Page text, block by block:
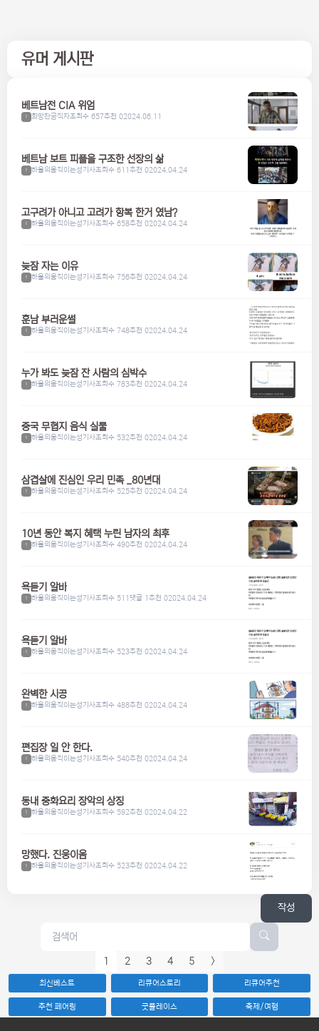
유머 게시판
베트남전 CIA 위엄
1 희망찬공직자조회수 657추천 02024.06.11
베트남 보트 피플을 구조한 선장의 삶
1 하울의움직이는성기사조회수 611추천 02024.04.24
고구려가 아니고 고려가 항복 한거 였남?
1 하울의움직이는성기사조회수 658추천 02024.04.24
늦잠 자는 이유
1 하울의움직이는성기사조회수 756추천 02024.04.24
훈남 부러운썰
1 하울의움직이는성기사조회수 748추천 02024.04.24
누가 봐도 늦잠 잔 사람의 심박수
1 하울의움직이는성기사조회수 783추천 02024.04.24
중국 무협지 음식 실물
1 하울의움직이는성기사조회수 532추천 02024.04.24
삼겹살에 진심인 우리 민족 _80년대
1 하울의움직이는성기사조회수 525추천 02024.04.24
10년 동안 복지 혜택 누린 남자의 최후
1 하울의움직이는성기사조회수 490추천 02024.04.24
욕듣기 알바
1 하울의움직이는성기사조회수 511댓글 1추천 02024.04.24
욕듣기 알바
1 하울의움직이는성기사조회수 523추천 02024.04.24
완벽한 시공
1 하울의움직이는성기사조회수 488추천 02024.04.24
편집장 일 안 한다.
1 하울의움직이는성기사조회수 540추천 02024.04.24
동내 중화요리 장악의 상징
1 하울의움직이는성기사조회수 592추천 02024.04.22
망했다. 진웅이옴
1 하울의움직이는성기사조회수 523추천 02024.04.22
작성
1 2 3 4 5 >
최신베스트 리큐어스토리 리큐어추천
추천 페어링 굿플레이스 축제/여행